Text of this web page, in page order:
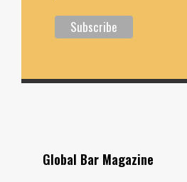
Global Bar Magazine